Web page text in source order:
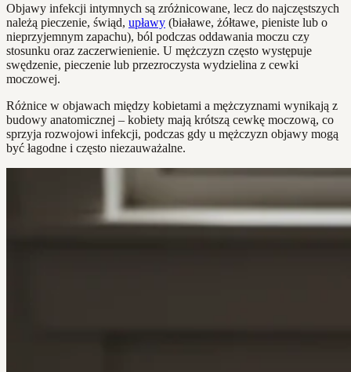
Objawy infekcji intymnych są zróżnicowane, lecz do najczęstszych
należą pieczenie, świąd, upławy (białawe, żółtawe, pieniste lub o
nieprzyjemnym zapachu), ból podczas oddawania moczu czy
stosunku oraz zaczerwienienie. U mężczyzn często występuje
swędzenie, pieczenie lub przezroczysta wydzielina z cewki
moczowej.
Różnice w objawach między kobietami a mężczyznami wynikają z
budowy anatomicznej – kobiety mają krótszą cewkę moczową, co
sprzyja rozwojowi infekcji, podczas gdy u mężczyzn objawy mogą
być łagodne i często niezauważalne.